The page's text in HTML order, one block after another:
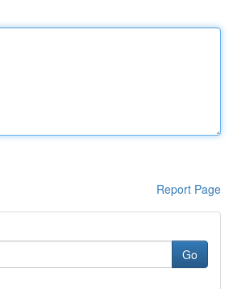
Report Page
Go